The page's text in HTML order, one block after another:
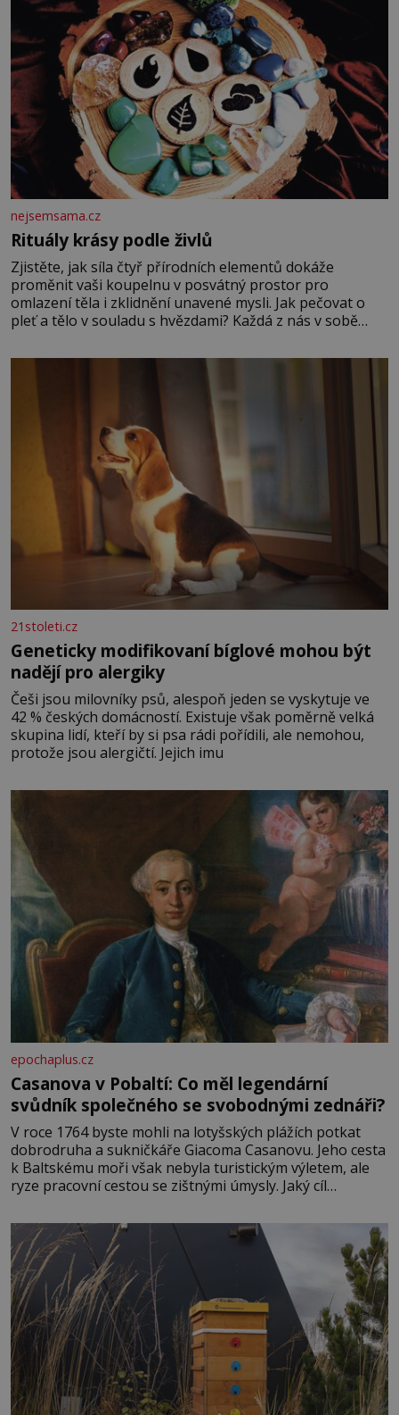
nejsemsama.cz
Rituály krásy podle živlů
Zjistěte, jak síla čtyř přírodních elementů dokáže
proměnit vaši koupelnu v posvátný prostor pro
omlazení těla i zklidnění unavené mysli. Jak pečovat o
pleť a tělo v souladu s hvězdami? Každá z nás v sobě
povaze, ale i v potřebách naší pokožky. Ohnivá znamení
Ženy narozené ve znamení Berana, Lva a Střelce v sobě
nesou žár, odvahu a neutuchající elán. Vaše
21stoleti.cz
Geneticky modifikovaní bíglové mohou být
nadějí pro alergiky
Češi jsou milovníky psů, alespoň jeden se vyskytuje ve
42 % českých domácností. Existuje však poměrně velká
skupina lidí, kteří by si psa rádi pořídili, ale nemohou,
protože jsou alergičtí. Jejich imu
epochaplus.cz
Casanova v Pobaltí: Co měl legendární
svůdník společného se svobodnými zednáři?
V roce 1764 byste mohli na lotyšských plážích potkat
dobrodruha a sukničkáře Giacoma Casanovu. Jeho cesta
k Baltskému moři však nebyla turistickým výletem, ale
ryze pracovní cestou se zištnými úmysly. Jaký cíl
lotyšské Rigy? Casanova v Pobaltí kontaktoval tamní
zednářské lóže. Nebyl v této oblasti žádným nováčkem,
protože do zednářské